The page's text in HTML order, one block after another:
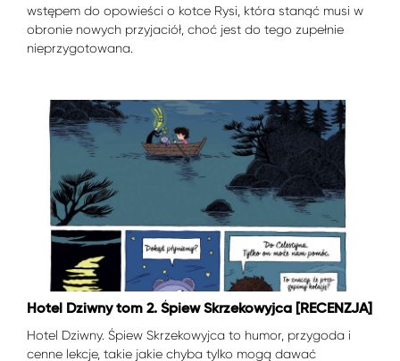
wstępem do opowieści o kotce Rysi, która stanąć musi w
obronie nowych przyjaciół, choć jest do tego zupełnie
nieprzygotowana.
Hotel Dziwny tom 2. Śpiew Skrzekowyjca [RECENZJA]
Hotel Dziwny. Śpiew Skrzekowyjca to humor, przygoda i
cenne lekcje, takie jakie chyba tylko mogą dawać